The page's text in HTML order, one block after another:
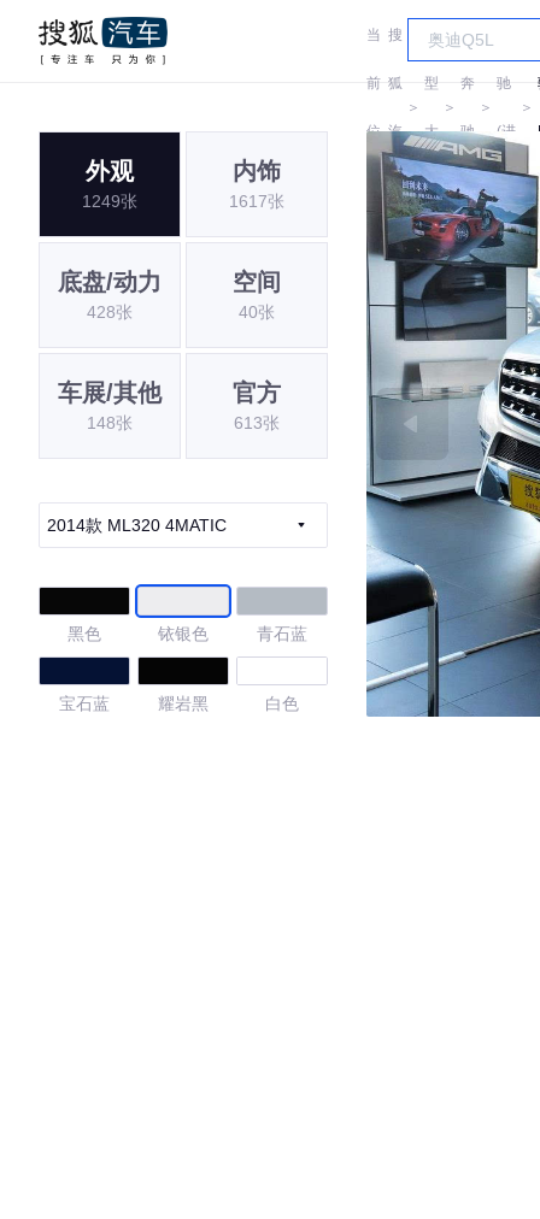
当
前
位
置:
搜
狐
汽
车
＞
车
型
大
全
＞
奔
驰
＞
驰
(进
口)
＞
外观
1249张
内饰
1617张
底盘/动力
428张
空间
40张
车展/其他
148张
官方
613张
2014款 ML320 4MATIC
黑色 铱银色 青石蓝
宝石蓝 耀岩黑 白色